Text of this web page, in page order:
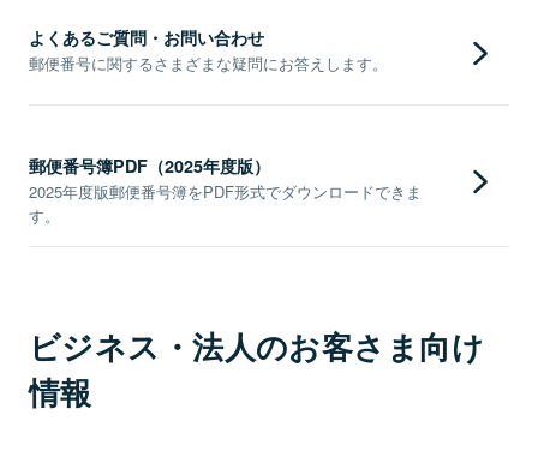
よくあるご質問・お問い合わせ
郵便番号に関するさまざまな疑問にお答えします。
郵便番号簿PDF（2025年度版）
2025年度版郵便番号簿をPDF形式でダウンロードできま
す。
ビジネス・法人のお客さま向け
情報